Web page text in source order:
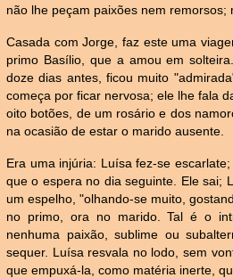
não lhe peçam paixões nem remorsos;
Casada com Jorge, faz este uma
primo Basílio, que a amou em
doze dias antes, ficou muito
começa por ficar nervosa; ele lhe fala
oito botões, de um rosário e dos
na ocasião de estar o marido ausente.
Era uma injúria: Luísa fez-se
que o espera no dia seguinte. Ele sai;
um espelho, "olhando-se muito,
no primo, ora no marido. Tal é o
nenhuma paixão, sublime ou
sequer. Luísa resvala no lodo, sem
que empuxá-la, como matéria inerte,